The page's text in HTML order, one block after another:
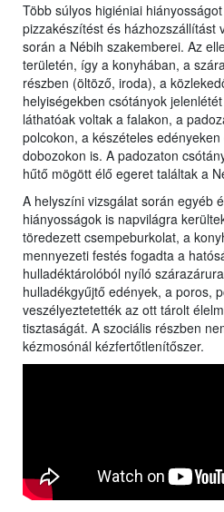
Több súlyos higiéniai
pizzakészítést és házhozszállítást
során a Nébih szakemberei. Az
területén, így a konyhában, a
részben (öltöző, iroda), a
helyiségekben csótányok
láthatóak voltak a falakon, a
polcokon, a készételes
dobozokon is. A padozaton
hűtő mögött élő egeret találtak a
A helyszíni vizsgálat során egyéb
hiányosságok is napvilágra
töredezett csempeburkolat, a
mennyezeti festés fogadta a
hulladéktárolóból nyíló
hulladékgyűjtő edények, a poros,
veszélyeztetették az ott tárolt
tisztaságát. A szociális részben
kézmosónál kézfertőtlenítőszer.